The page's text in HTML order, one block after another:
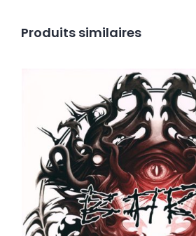
Produits similaires
BARF‎ _ Blasting All Rotten
Ajouter au panier